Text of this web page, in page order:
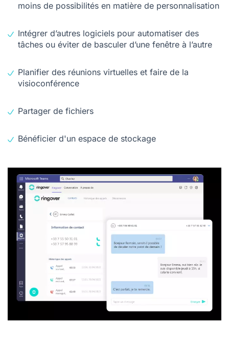
moins de possibilités en matière de personnalisation
Intégrer d’autres logiciels pour automatiser des
tâches ou éviter de basculer d’une fenêtre à l’autre
Planifier des réunions virtuelles et faire de la
visioconférence
Partager de fichiers
Bénéficier d'un espace de stockage